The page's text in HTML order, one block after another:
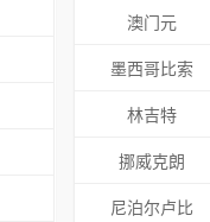
澳门元
墨西哥比索
林吉特
挪威克朗
尼泊尔卢比